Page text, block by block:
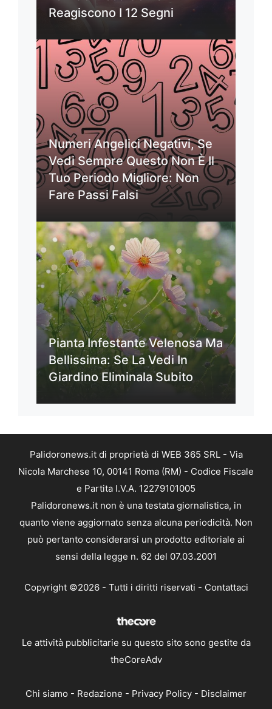
Reagiscono I 12 Segni
Numeri Angelici Negativi, Se
Vedi Sempre Questo Non È Il
Tuo Periodo Migliore: Non
Fare Passi Falsi
Pianta Infestante Velenosa Ma
Bellissima: Se La Vedi In
Giardino Eliminala Subito
Palidoronews.it di proprietà di WEB 365 SRL - Via
Nicola Marchese 10, 00141 Roma (RM) - Codice Fiscale
e Partita I.V.A. 12279101005
Palidoronews.it non è una testata giornalistica, in
quanto viene aggiornato senza alcuna periodicità. Non
può pertanto considerarsi un prodotto editoriale ai
sensi della legge n. 62 del 07.03.2001
Copyright ©2026 - Tutti i diritti riservati - Contattaci
Le attività pubblicitarie su questo sito sono gestite da
theCoreAdv
Chi siamo - Redazione - Privacy Policy - Disclaimer